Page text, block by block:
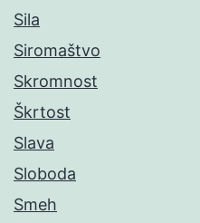
Sila
Siromaštvo
Skromnost
Škrtost
Slava
Sloboda
Smeh